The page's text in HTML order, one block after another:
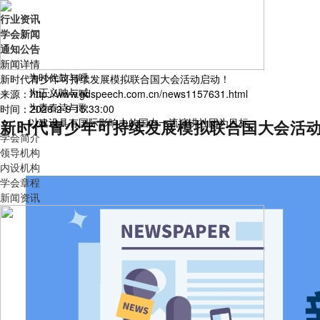
为时代鼓与呼
为正义呐与喊
为青春诗与歌
以建设具有国际影响力的国内一流演讲社团为目标
学会简介
领导机构
内设机构
学会章程
新闻资讯
行业资讯
学会新闻
通知公告
新闻详情
新时代青少年可持续发展模拟联合国大会活动启动！
来源：http://www.gdspeech.com.cn/news1157631.html
时间：2026-2-9 15:33:00
新时代青少年可持续发展模拟联合国大会活